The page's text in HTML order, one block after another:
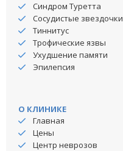
Синдром Туретта
Сосудистые звездочки
Тиннитус
Трофические язвы
Ухудшение памяти
Эпилепсия
О КЛИНИКЕ
Главная
Цены
Центр неврозов